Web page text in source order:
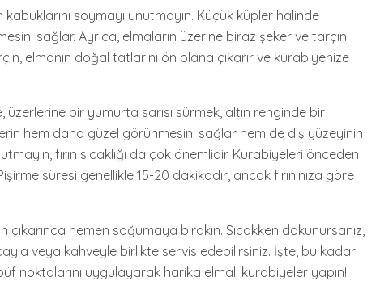
kabuklarını soymayı unutmayın. Küçük küpler halinde
sağlar. Ayrıca, elmaların üzerine biraz şeker ve tarçın
elmanın doğal tatlarını ön plana çıkarır ve kurabiyenize
üzerlerine bir yumurta sarısı sürmek, altın renginde bir
hem daha güzel görünmesini sağlar hem de dış yüzeyinin
fırın sıcaklığı da çok önemlidir. Kurabiyeleri önceden
süresi genellikle 15-20 dakikadır, ancak fırınınıza göre
çıkarınca hemen soğumaya bırakın. Sıcakken dokunursanız,
veya kahveyle birlikte servis edebilirsiniz. İşte, bu kadar
noktalarını uygulayarak harika elmalı kurabiyeler yapın!